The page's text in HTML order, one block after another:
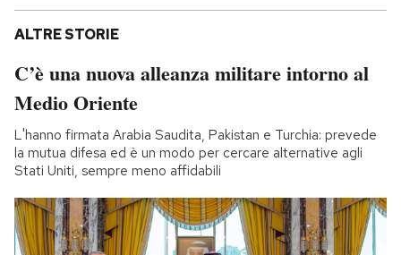
ALTRE STORIE
C’è una nuova alleanza militare intorno al
Medio Oriente
L'hanno firmata Arabia Saudita, Pakistan e Turchia: prevede
la mutua difesa ed è un modo per cercare alternative agli
Stati Uniti, sempre meno affidabili